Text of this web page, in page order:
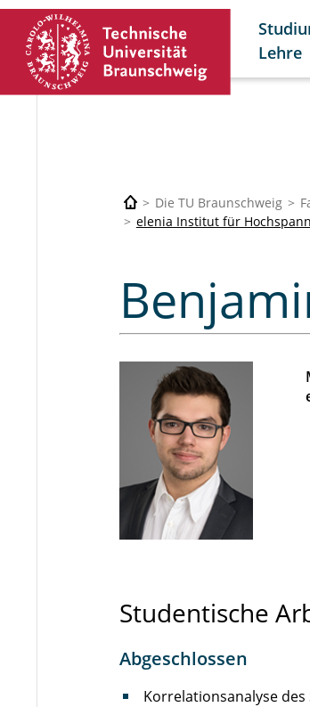
Lehre
Die TU Braunschweig
elenia Institut für
Weber
Studentische
Abgeschlossen
Korrelationsanalyse